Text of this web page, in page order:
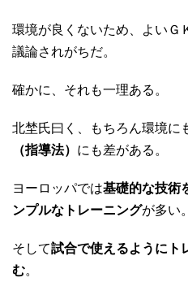
環境が良くないため、よいＧ
議論されがちだ。
確かに、それも一理ある。
北埜氏曰く、もちろん環境に
（指導法） にも差がある。
ヨーロッパでは基礎的な技術
ンプルなトレーニングが多い。
そして試合で使えるようにト
む。